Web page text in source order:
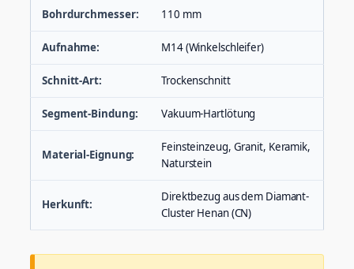
Bohrdurchmesser: 110 mm
Aufnahme: M14 (Winkelschleifer)
Schnitt-Art: Trockenschnitt
Segment-Bindung: Vakuum-Hartlötung
Material-Eignung:
Feinsteinzeug, Granit, Keramik,
Naturstein
Herkunft:
Direktbezug aus dem Diamant-
Cluster Henan (CN)